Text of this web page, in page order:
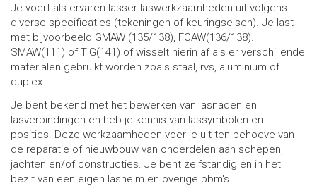
Je voert als ervaren lasser laswerkzaamheden uit volgens
diverse specificaties (tekeningen of keuringseisen). Je last
met bijvoorbeeld GMAW (135/138), FCAW(136/138).
SMAW(111) of TIG(141) of wisselt hierin af als er verschillende
materialen gebruikt worden zoals staal, rvs, aluminium of
duplex.
Je bent bekend met het bewerken van lasnaden en
lasverbindingen en heb je kennis van lassymbolen en
posities. Deze werkzaamheden voer je uit ten behoeve van
de reparatie of nieuwbouw van onderdelen aan schepen,
jachten en/of constructies. Je bent zelfstandig en in het
bezit van een eigen lashelm en overige pbm's.